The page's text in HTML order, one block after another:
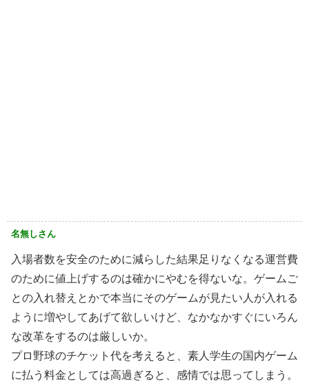
名無しさん
入場者数を安全のために減らした結果足りなくなる運営費
のために値上げするのは確かにやむを得ないな。ゲームご
との入れ替えとかで本当にそのゲームが見たい人が入れる
ように増やしてあげて欲しいけど、なかなかすぐにいろん
な改革をするのは厳しいか。
プロ野球のチケット代を考えると、素人学生の国内ゲーム
に払う料金としては高過ぎると、感情では思ってしまう。